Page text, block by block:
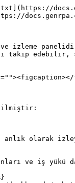
ve izleme
takip
anlık olarak